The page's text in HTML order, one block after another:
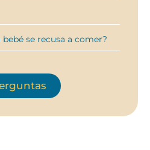
se recusa a comer?